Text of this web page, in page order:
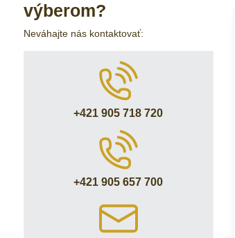
výberom?
Neváhajte nás kontaktovať:
+421 905 718 720
+421 905 657 700